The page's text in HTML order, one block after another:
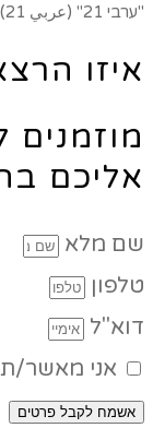
"ערבי 21" (عربي 21) הממומן על ידי קטר ומזוהה עם תנועת
איזו
מוזמנים
אליכם
שם מלא
טלפון
דוא"ל
אני מאשר/
אשמח לקבל פרטים